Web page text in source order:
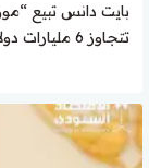
بايت دانس تبيع
تتجاوز 6 مليارات دولار